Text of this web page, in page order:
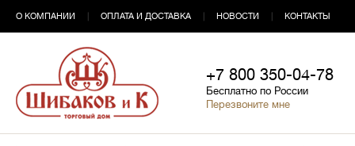
О КОМПАНИИ ОПЛАТА И ДОСТАВКА НОВОСТИ КОНТАКТЫ
+7 800 350-04-78
Бесплатно по России
Перезвоните мне